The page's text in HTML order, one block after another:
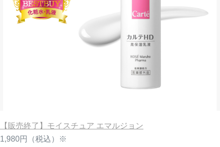
【販売終了】モイスチュア エマルジョン
1,980円
（税込）※